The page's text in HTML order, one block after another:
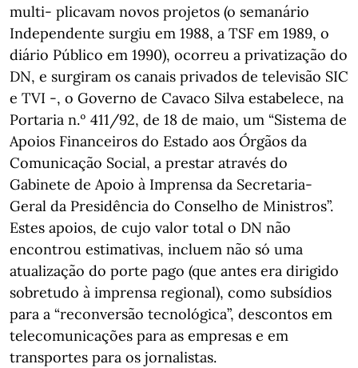
multi- plicavam novos projetos (o semanário
Independente surgiu em 1988, a TSF em 1989, o
diário Público em 1990), ocorreu a privatização do
DN, e surgiram os canais privados de televisão SIC
e TVI -, o Governo de Cavaco Silva estabelece, na
Portaria n.º 411/92, de 18 de maio, um “Sistema de
Apoios Financeiros do Estado aos Órgãos da
Comunicação Social, a prestar através do
Gabinete de Apoio à Imprensa da Secretaria-
Geral da Presidência do Conselho de Ministros”.
Estes apoios, de cujo valor total o DN não
encontrou estimativas, incluem não só uma
atualização do porte pago (que antes era dirigido
sobretudo à imprensa regional), como subsídios
para a “reconversão tecnológica”, descontos em
telecomunicações para as empresas e em
transportes para os jornalistas.